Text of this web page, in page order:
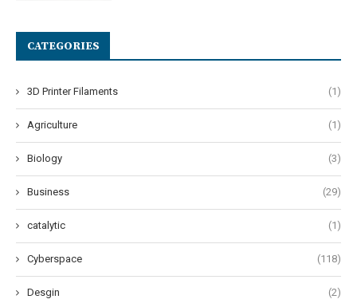
CATEGORIES
3D Printer Filaments (1)
Agriculture (1)
Biology (3)
Business (29)
catalytic (1)
Cyberspace (118)
Desgin (2)